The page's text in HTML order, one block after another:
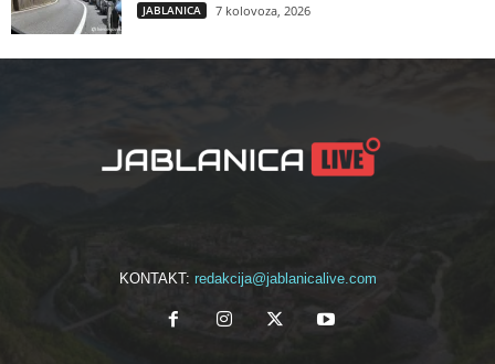
JABLANICA 7 kolovoza, 2026
KONTAKT: redakcija@jablanicalive.com